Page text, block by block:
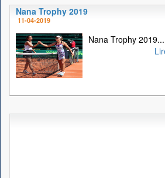
Nana Trophy 2019
11-04-2019
Nana Trophy 2019...